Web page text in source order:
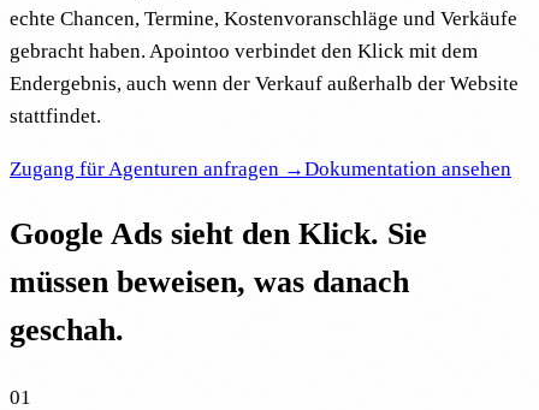
echte Chancen, Termine, Kostenvoranschläge und Verkäufe
gebracht haben. Apointoo verbindet den Klick mit dem
Endergebnis, auch wenn der Verkauf außerhalb der Website
stattfindet.
Zugang für Agenturen anfragen →Dokumentation ansehen
Google Ads sieht den Klick. Sie
müssen beweisen, was danach
geschah.
01